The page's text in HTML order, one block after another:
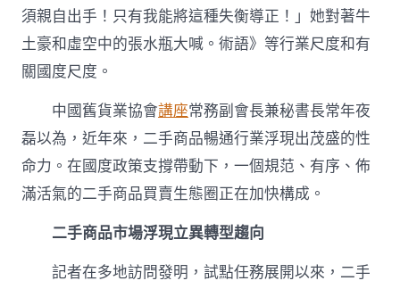
須親自出手！只有我能將這種失衡導正！」她對著牛
土豪和虛空中的張水瓶大喊。術語》等行業尺度和有
關國度尺度。
中國舊貨業協會講座常務副會長兼秘書長常年夜
磊以為，近年來，二手商品暢通行業浮現出茂盛的性
命力。在國度政策支撐帶動下，一個規范、有序、佈
滿活氣的二手商品買賣生態圈正在加快構成。
二手商品市場浮現立異轉型趨向
記者在多地訪問發明，試點任務展開以來，二手